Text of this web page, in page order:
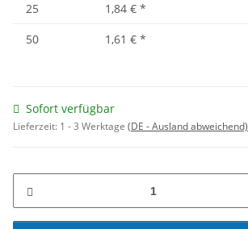
25
1,84 € *
50
1,61 € *
Sofort verfügbar
Lieferzeit: 1 - 3 Werktage (DE - Ausland abweichend)